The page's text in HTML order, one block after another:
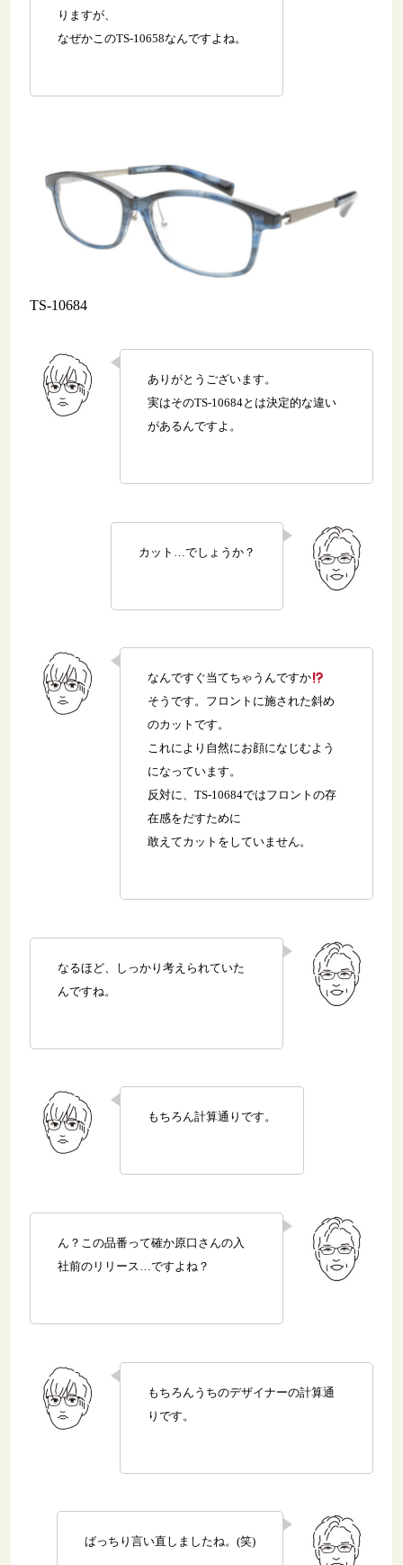
りますが、
なぜかこのTS-10658なんですよね。
TS-10684
ありがとうございます。
実はそのTS-10684とは決定的な違い
があるんですよ。
カット…でしょうか？
なんですぐ当てちゃうんですか
そうです。フロントに施された斜め
のカットです。
これにより自然にお顔になじむよう
になっています。
反対に、TS-10684ではフロントの存
在感をだすために
敢えてカットをしていません。
なるほど、しっかり考えられていた
んですね。
もちろん計算通りです。
ん？この品番って確か原口さんの入
社前のリリース…ですよね？
もちろんうちのデザイナーの計算通
りです。
ばっちり言い直しましたね。(笑)